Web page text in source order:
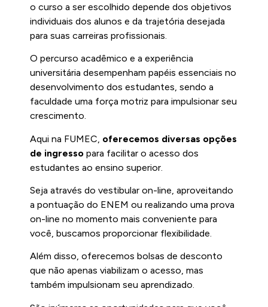
o curso a ser escolhido depende dos objetivos
individuais dos alunos e da trajetória desejada
para suas carreiras profissionais.
O percurso acadêmico e a experiência
universitária desempenham papéis essenciais no
desenvolvimento dos estudantes, sendo a
faculdade uma força motriz para impulsionar seu
crescimento.
Aqui na FUMEC, oferecemos diversas opções
de ingresso para facilitar o acesso dos
estudantes ao ensino superior.
Seja através do vestibular on-line, aproveitando
a pontuação do ENEM ou realizando uma prova
on-line no momento mais conveniente para
você, buscamos proporcionar flexibilidade.
Além disso, oferecemos bolsas de desconto
que não apenas viabilizam o acesso, mas
também impulsionam seu aprendizado.